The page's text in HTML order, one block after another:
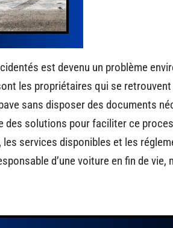
est devenu un problème
les propriétaires qui se
sans disposer des documents
des solutions pour faciliter ce
services disponibles et les
d’une voiture en fin de vie,